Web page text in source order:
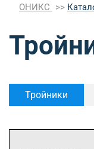
ОНИКС
Тройники